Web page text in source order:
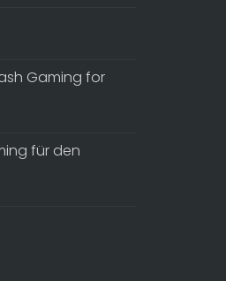
Gaming for
für den